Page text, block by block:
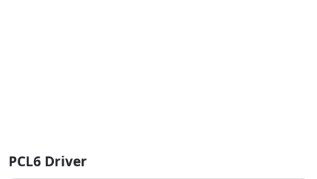
PCL6 Driver